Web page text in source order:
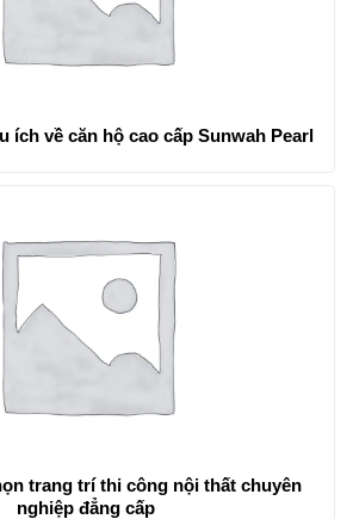
ích về căn hộ cao cấp Sunwah Pearl
trang trí thi công nội thất chuyên
nghiệp đẳng cấp